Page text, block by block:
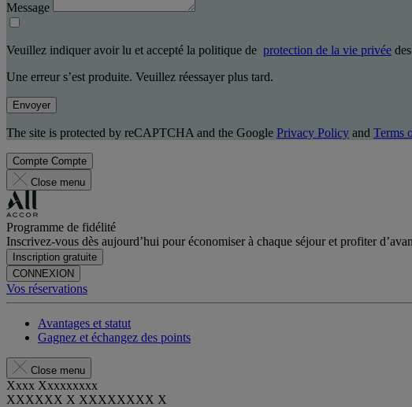
Message
Veuillez indiquer avoir lu et accepté la politique de protection de la vie privée
Une erreur s’est produite. Veuillez réessayer plus tard.
Envoyer
The site is protected by reCAPTCHA and the Google Privacy Policy and Terms
Compte Compte
Close menu
Programme de fidélité
Inscrivez-vous dès aujourd’hui pour économiser à chaque séjour et profiter
Inscription gratuite
CONNEXION
Vos réservations
Avantages et statut
Gagnez et échangez des points
Close menu
Xxxx Xxxxxxxxx
XXXXXX X XXXXXXXX X